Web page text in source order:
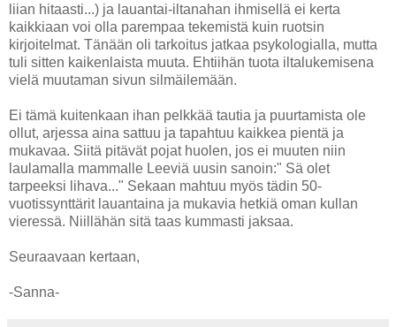
liian hitaasti...) ja lauantai-iltanahan ihmisellä ei kerta
kaikkiaan voi olla parempaa tekemistä kuin ruotsin
kirjoitelmat. Tänään oli tarkoitus jatkaa psykologialla, mutta
tuli sitten kaikenlaista muuta. Ehtiihän tuota iltalukemisena
vielä muutaman sivun silmäilemään.
Ei tämä kuitenkaan ihan pelkkää tautia ja puurtamista ole
ollut, arjessa aina sattuu ja tapahtuu kaikkea pientä ja
mukavaa. Siitä pitävät pojat huolen, jos ei muuten niin
laulamalla mammalle Leeviä uusin sanoin:" Sä olet
tarpeeksi lihava..." Sekaan mahtuu myös tädin 50-
vuotissynttärit lauantaina ja mukavia hetkiä oman kullan
vieressä. Niillähän sitä taas kummasti jaksaa.
Seuraavaan kertaan,
-Sanna-